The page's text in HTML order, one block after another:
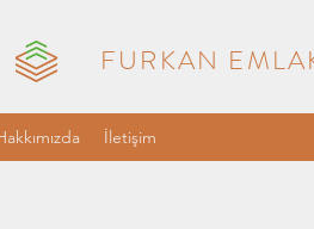
FURKAN
İletişim